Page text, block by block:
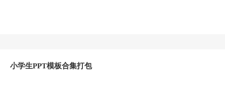
小学生PPT模板合集打包